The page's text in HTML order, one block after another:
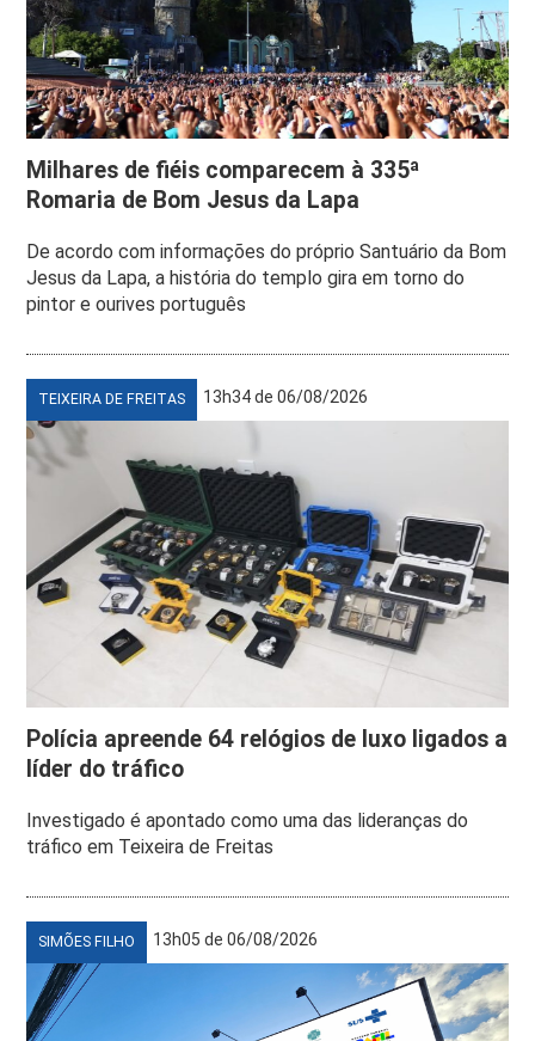
Milhares de fiéis comparecem à 335ª
Romaria de Bom Jesus da Lapa
De acordo com informações do próprio Santuário da Bom
Jesus da Lapa, a história do templo gira em torno do
pintor e ourives português
TEIXEIRA DE FREITAS 13h34 de 06/08/2026
Polícia apreende 64 relógios de luxo ligados a
líder do tráfico
Investigado é apontado como uma das lideranças do
tráfico em Teixeira de Freitas
SIMÕES FILHO 13h05 de 06/08/2026